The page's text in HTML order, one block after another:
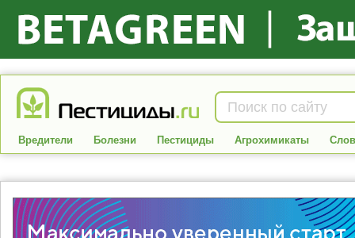
Вредители Болезни Пестициды Агрохимикаты